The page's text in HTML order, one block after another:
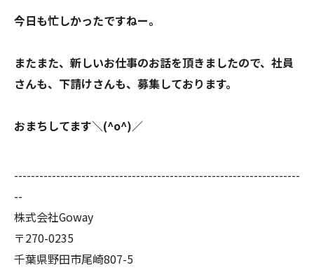
今日も忙しかったですねー。
またまた、新しいお仕事のお話を頂きましたので、社員
さんも、下請けさんも、募集しております。
おまちしてます＼(^o^)／
--------------------------------------------------------------------
--
株式会社Goway
〒270-0235
千葉県野田市尾崎807-5